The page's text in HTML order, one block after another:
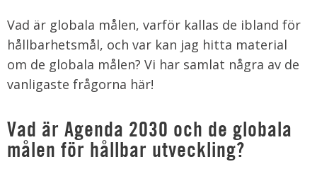
Vad är globala målen, varför kallas de ibland för
hållbarhetsmål, och var kan jag hitta material
om de globala målen? Vi har samlat några av de
vanligaste frågorna här!
Vad är Agenda 2030 och de globala
målen för hållbar utveckling?